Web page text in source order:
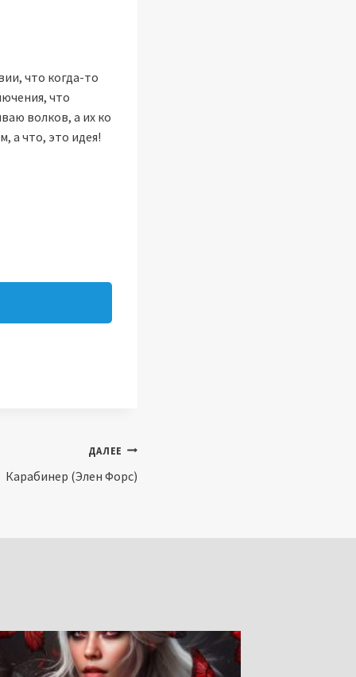
что когда-то
что
волков, а их ко
а что, это идея!
ДАЛЕЕ
Карабинер (Элен Форс)